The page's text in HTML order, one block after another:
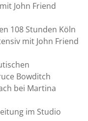
John Friend
108 Stunden Köln
mit John Friend
Bowditch
bei Martina
im Studio